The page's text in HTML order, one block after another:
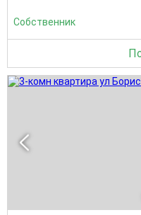
Собственник